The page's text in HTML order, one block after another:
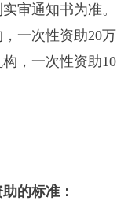
审通知书为准。
一次性资助20万
，一次性资助10
的标准：